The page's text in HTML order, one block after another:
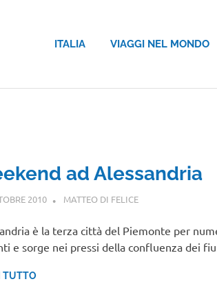
ITALIA VIAGGI NEL MONDO
ad Alessandria
2010 MATTEO DI FELICE
è la terza città del Piemonte per
e sorge nei pressi della confluenza dei
TUTTO